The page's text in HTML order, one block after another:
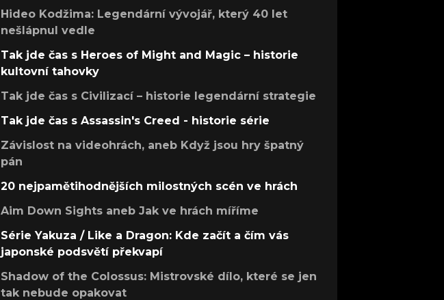
Hideo Kodžima: Legendární vývojář, který 40 let
nešlápnul vedle
Tak jde čas s Heroes of Might and Magic – historie
kultovní tahovky
Tak jde čas s Civilizací – historie legendární strategie
Tak jde čas s Assassin's Creed - historie série
Závislost na videohrách, aneb Když jsou hry špatný
pán
20 nejpamětihodnějších milostných scén ve hrách
Aim Down Sights aneb Jak ve hrách míříme
Série Yakuza / Like a Dragon: Kde začít a čím vás
japonské podsvětí překvapí
Shadow of the Colossus: Mistrovské dílo, které se jen
tak nebude opakovat